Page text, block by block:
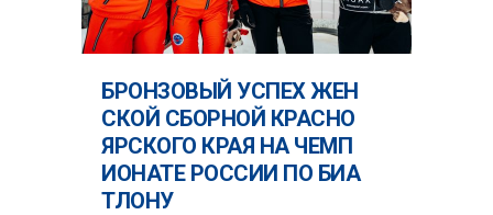
БРОНЗОВЫЙ УСПЕХ ЖЕН
СКОЙ СБОРНОЙ КРАСНО
ЯРСКОГО КРАЯ НА ЧЕМП
ИОНАТЕ РОССИИ ПО БИА
ТЛОНУ